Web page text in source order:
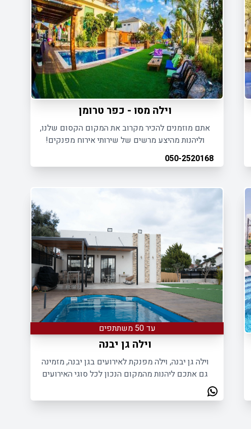
וילה מסו - כפר טרומן
אתם מוזמנים להכיר מקרוב את המקום הקסום שלנו,
וליהנות מהיצע מרשים של שירותי אירוח מפנקים!
050-2520168
עד 50 משתתפים
וילה גן יבנה
וילה גן יבנה, וילה מפנקת לאירועים בגן יבנה, מזמינה
גם אתכם ליהנות מהמקום הנכון לכל סוגי האירועים